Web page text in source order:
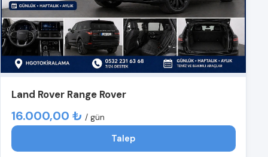
Land Rover Range Rover
16.000,00 ₺ / gün
Talep